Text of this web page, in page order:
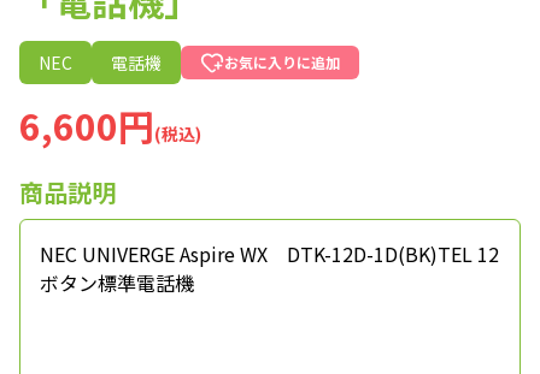
NEC 電話機 お気に入りに追加
6,600円(税込)
商品説明
NEC UNIVERGE Aspire WX DTK-12D-1D(BK)TEL 12
ボタン標準電話機